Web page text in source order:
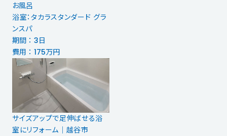
お風呂
浴室：タカラスタンダード グラ
ンスパ
期間 ： 3日
費用 ： 175万円
サイズアップで足伸ばせる浴
室にリフォーム｜越谷市